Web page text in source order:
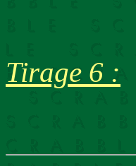
Tirage 6 :